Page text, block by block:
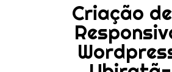
Criação